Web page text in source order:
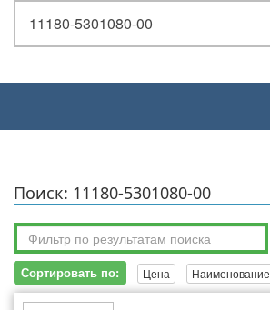
Поиск: 11180-5301080-00
Сортировать по: Цена Наименование